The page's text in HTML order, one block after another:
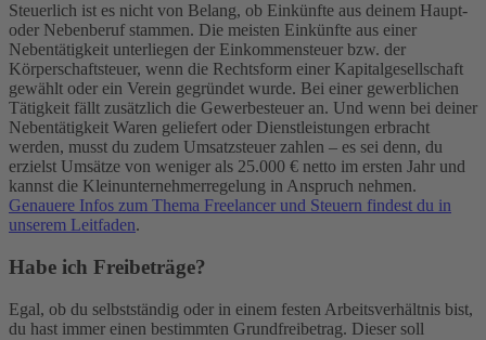
Steuerlich ist es nicht von Belang, ob Einkünfte aus deinem Haupt-
oder Nebenberuf stammen. Die meisten Einkünfte aus einer
Nebentätigkeit unterliegen der Einkommensteuer bzw. der
Körperschaftsteuer, wenn die Rechtsform einer Kapitalgesellschaft
gewählt oder ein Verein gegründet wurde. Bei einer gewerblichen
Tätigkeit fällt zusätzlich die Gewerbesteuer an. Und wenn bei deiner
Nebentätigkeit Waren geliefert oder Dienstleistungen erbracht
werden, musst du zudem Umsatzsteuer zahlen – es sei denn, du
erzielst Umsätze von weniger als 25.000 € netto im ersten Jahr und
kannst die Kleinunternehmerregelung in Anspruch nehmen.
Genauere Infos zum Thema Freelancer und Steuern findest du in
unserem Leitfaden.
Habe ich Freibeträge?
Egal, ob du selbstständig oder in einem festen Arbeitsverhältnis bist,
du hast immer einen bestimmten Grundfreibetrag. Dieser soll